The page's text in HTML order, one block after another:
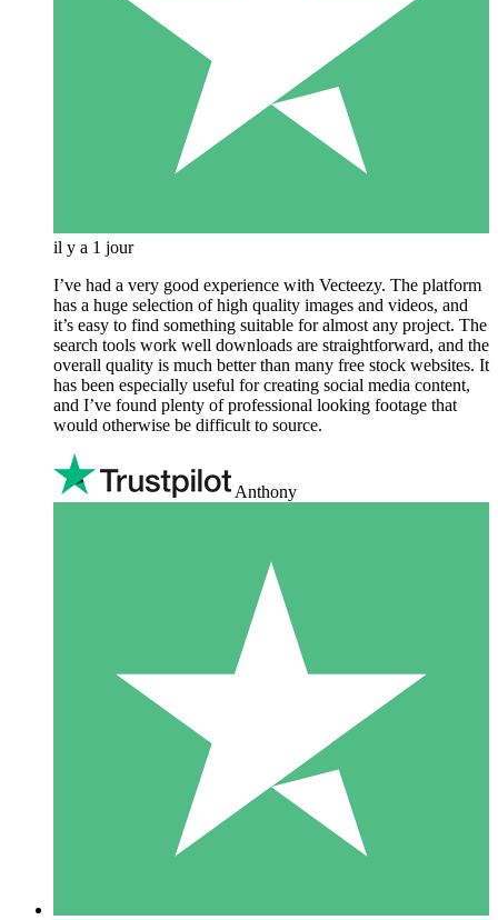
il y a 1 jour
I’ve had a very good experience with Vecteezy. The platform
has a huge selection of high quality images and videos, and
it’s easy to find something suitable for almost any project. The
search tools work well downloads are straightforward, and the
overall quality is much better than many free stock websites. It
has been especially useful for creating social media content,
and I’ve found plenty of professional looking footage that
would otherwise be difficult to source.
Anthony